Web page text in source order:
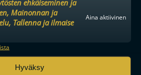
ehkäiseminen ja
Mainonnan ja
Tallenna ja ilmaise
Aina aktiivinen
Hyväksy